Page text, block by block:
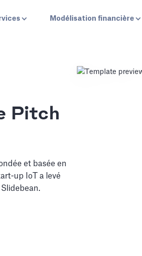
Modélisation financière
Pitch
et basée en
up IoT a levé